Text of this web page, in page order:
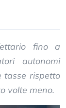
fino a
autonomi
tasse rispetto
volte meno.